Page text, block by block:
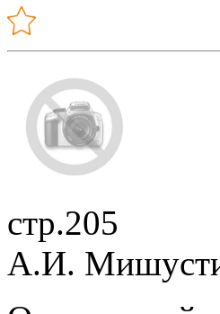
стр.205
А.И.